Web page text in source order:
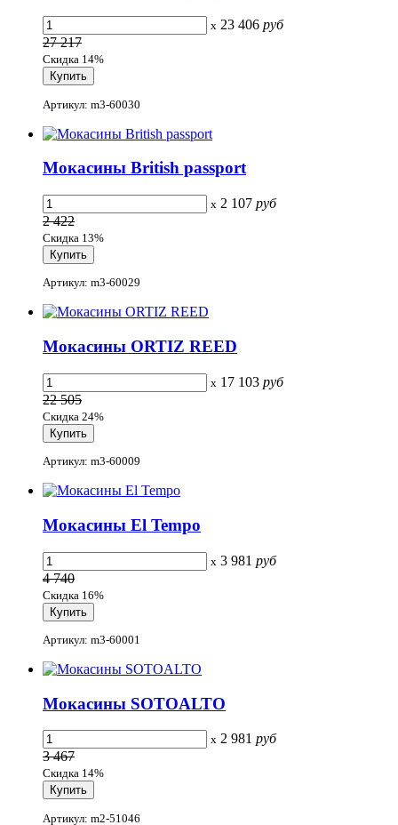
x 23 406 руб
27 217
Скидка 14%
Артикул: m3-60030
Мокасины British passport
x 2 107 руб
2 422
Скидка 13%
Артикул: m3-60029
Мокасины ORTIZ REED
x 17 103 руб
22 505
Скидка 24%
Артикул: m3-60009
Мокасины El Tempo
x 3 981 руб
4 740
Скидка 16%
Артикул: m3-60001
Мокасины SOTOALTO
x 2 981 руб
3 467
Скидка 14%
Артикул: m2-51046